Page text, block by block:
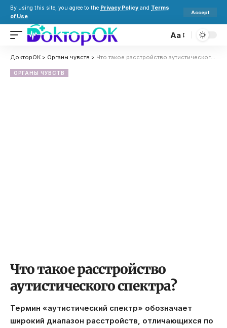
By using this site, you agree to the Privacy Policy and Terms
of Use.
Accept
Aa
ДокторОК > Органы чувств > Что такое расстройство аутистического спектра?
ОРГАНЫ ЧУВСТВ
Что такое расстройство
аутистического спектра?
Термин «аутистический спектр» обозначает
широкий диапазон расстройств, отличающихся по